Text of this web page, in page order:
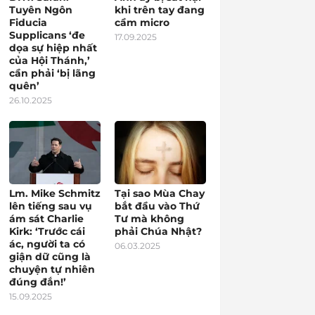
Tuyên Ngôn
Fiducia
Supplicans ‘đe
dọa sự hiệp nhất
của Hội Thánh,’
cần phải ‘bị lãng
quên’
26.10.2025
khi trên tay đang
cầm micro
17.09.2025
Lm. Mike Schmitz
lên tiếng sau vụ
ám sát Charlie
Kirk: ‘Trước cái
ác, người ta có
giận dữ cũng là
chuyện tự nhiên
đúng đắn!’
15.09.2025
Tại sao Mùa Chay
bắt đầu vào Thứ
Tư mà không
phải Chúa Nhật?
06.03.2025